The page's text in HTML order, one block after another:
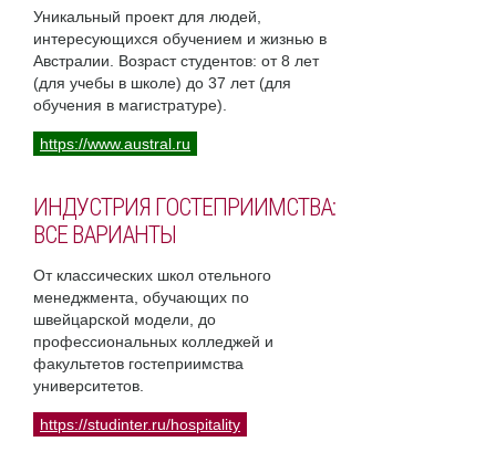
Уникальный проект для людей,
интересующихся обучением и жизнью в
Австралии. Возраст студентов: от 8 лет
(для учебы в школе) до 37 лет (для
обучения в магистратуре).
https://www.austral.ru
ИНДУСТРИЯ ГОСТЕПРИИМСТВА:
ВСЕ ВАРИАНТЫ
От классических школ отельного
менеджмента, обучающих по
швейцарской модели, до
профессиональных колледжей и
факультетов гостеприимства
университетов.
https://studinter.ru/hospitality